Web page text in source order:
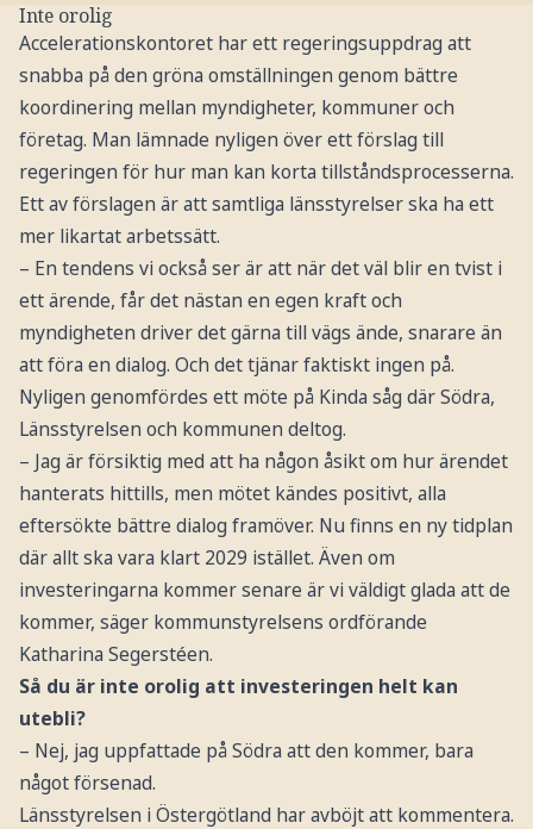
Inte orolig
Accelerationskontoret har ett regeringsuppdrag att
snabba på den gröna omställningen genom bättre
koordinering mellan myndigheter, kommuner och
företag. Man lämnade nyligen över ett förslag till
regeringen för hur man kan korta tillståndsprocesserna.
Ett av förslagen är att samtliga länsstyrelser ska ha ett
mer likartat arbetssätt.
– En tendens vi också ser är att när det väl blir en tvist i
ett ärende, får det nästan en egen kraft och
myndigheten driver det gärna till vägs ände, snarare än
att föra en dialog. Och det tjänar faktiskt ingen på.
Nyligen genomfördes ett möte på Kinda såg där Södra,
Länsstyrelsen och kommunen deltog.
– Jag är försiktig med att ha någon åsikt om hur ärendet
hanterats hittills, men mötet kändes positivt, alla
eftersökte bättre dialog framöver. Nu finns en ny tidplan
där allt ska vara klart 2029 istället. Även om
investeringarna kommer senare är vi väldigt glada att de
kommer, säger kommunstyrelsens ordförande
Katharina Segerstéen.
Så du är inte orolig att investeringen helt kan
utebli?
– Nej, jag uppfattade på Södra att den kommer, bara
något försenad.
Länsstyrelsen i Östergötland har avböjt att kommentera.